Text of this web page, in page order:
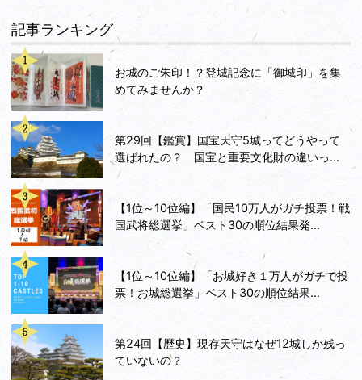
記事ランキング
お城のご朱印！？登城記念に「御城印」を集
めてみませんか？
第29回【鑑賞】国宝天守5城ってどうやって
選ばれたの？ 国宝と重要文化財の違いっ...
【1位～10位編】「国民10万人がガチ投票！戦
国武将総選挙」ベスト30の順位結果発...
【1位～10位編】「お城好き１万人がガチで投
票！お城総選挙」ベスト30の順位結果...
第24回【歴史】現存天守はなぜ12城しか残っ
ていないの？